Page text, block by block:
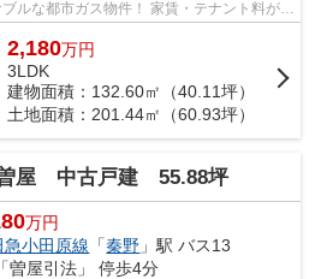
ルな都市ガス物件！ 家賃・テナント料がコ
2,180万円
3LDK
建物面積：132.60㎡（40.11坪）
土地面積：201.44㎡（60.93坪）
屋 中古戸建 55.88坪
万円
急小田原線 「秦野 」駅 バス13
曽屋引法」 停歩4分